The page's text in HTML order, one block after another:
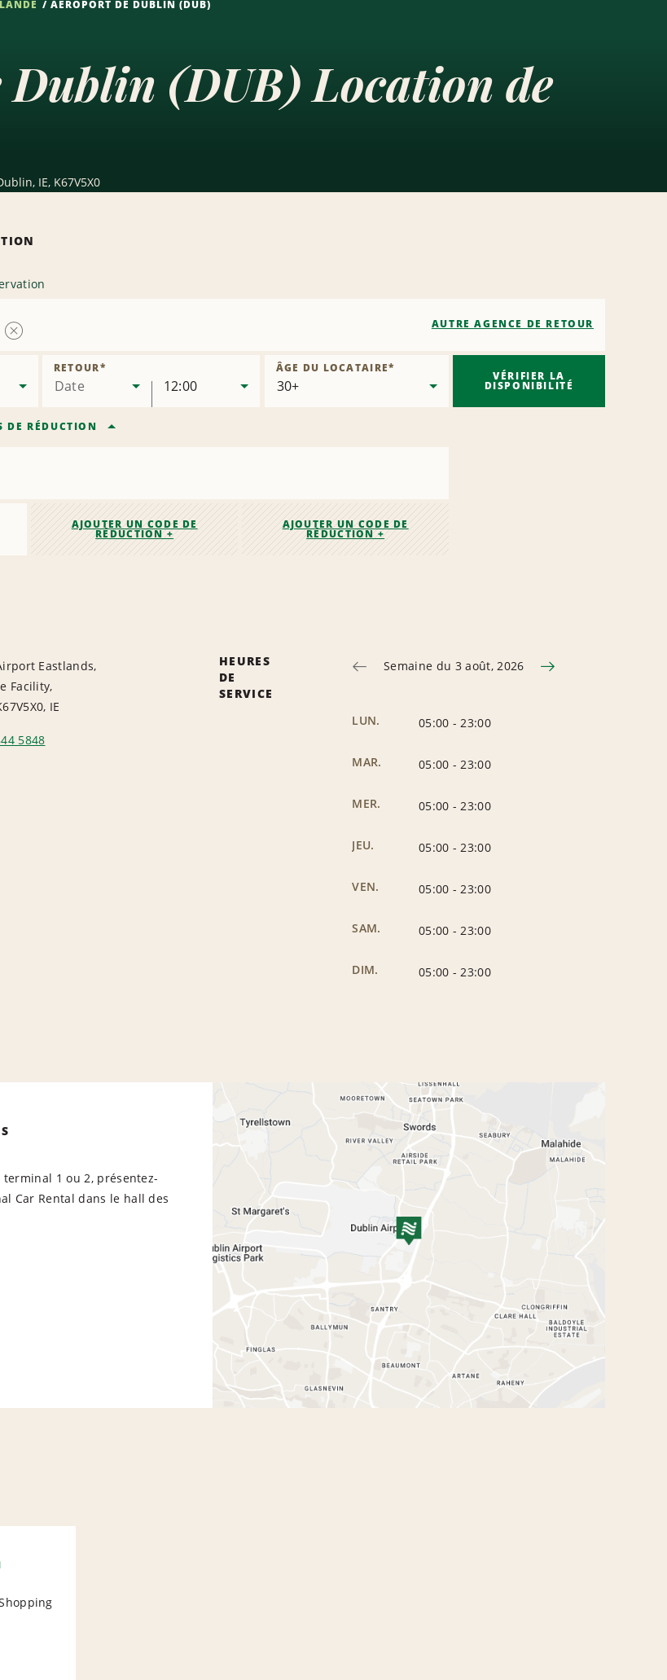
AÉROPORT DE DUBLIN (DUB)
Dublin (DUB) Location de
IE, K67V5X0
AUTRE AGENCE DE RETOUR
Date
RETOUR*
12:00
ÂGE DU LOCATAIRE*
DE RÉDUCTION
AJOUTER UN CODE DE
RÉDUCTION +
AJOUTER UN CODE DE
RÉDUCTION +
VÉRIFIER LA
DISPONIBILITÉ
Eastlands,
Facility,
IE
5848
HEURES
DE
SERVICE
Semaine du 3 août, 2026
LUN. 05:00 -23:00
MAR. 05:00 -23:00
MER. 05:00 -23:00
JEU. 05:00 -23:00
VEN. 05:00 -23:00
SAM. 05:00 -23:00
DIM. 05:00 -23:00
1 ou 2, présentez-
Car Rental dans le hall des